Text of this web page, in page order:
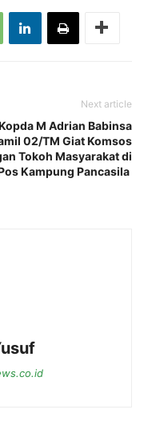
Next article
M Adrian Babinsa
02/TM Giat Komsos
Tokoh Masyarakat di
Kampung Pancasila